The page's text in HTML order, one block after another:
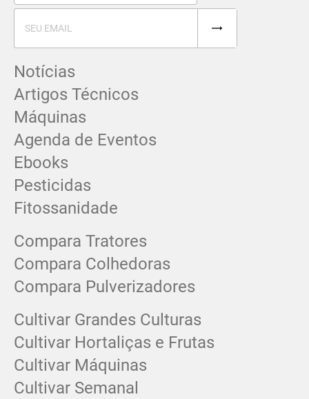
Notícias
Artigos Técnicos
Máquinas
Agenda de Eventos
Ebooks
Pesticidas
Fitossanidade
Compara Tratores
Compara Colhedoras
Compara Pulverizadores
Cultivar Grandes Culturas
Cultivar Hortaliças e Frutas
Cultivar Máquinas
Cultivar Semanal